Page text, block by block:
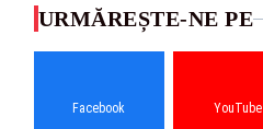
URMĂREȘTE-NE PE
Facebook YouTube